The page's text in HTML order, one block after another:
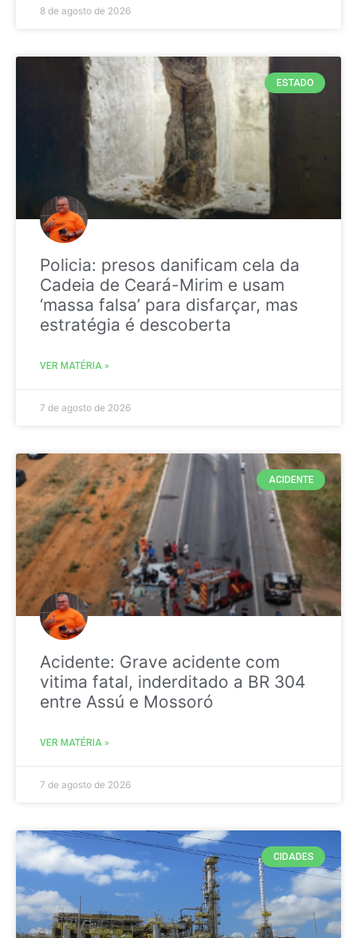
8 de agosto de 2026
ESTADO
Policia: presos danificam cela da
Cadeia de Ceará-Mirim e usam
‘massa falsa’ para disfarçar, mas
estratégia é descoberta
VER MATÉRIA »
7 de agosto de 2026
ACIDENTE
Acidente: Grave acidente com
vitima fatal, inderditado a BR 304
entre Assú e Mossoró
VER MATÉRIA »
7 de agosto de 2026
CIDADES